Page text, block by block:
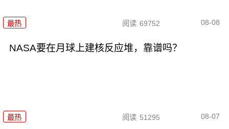
最热 阅读 69752 08-08
NASA要在月球上建核反应堆，靠谱吗？
最热 阅读 51295 08-07